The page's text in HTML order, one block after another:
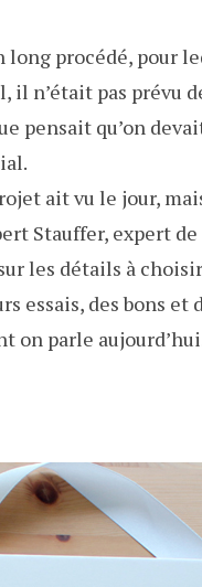
procédé, pour
il n’était pas prévu
pensait qu’on
ait vu le jour,
Stauffer, expert de
les détails à
essais, des bons et
on parle